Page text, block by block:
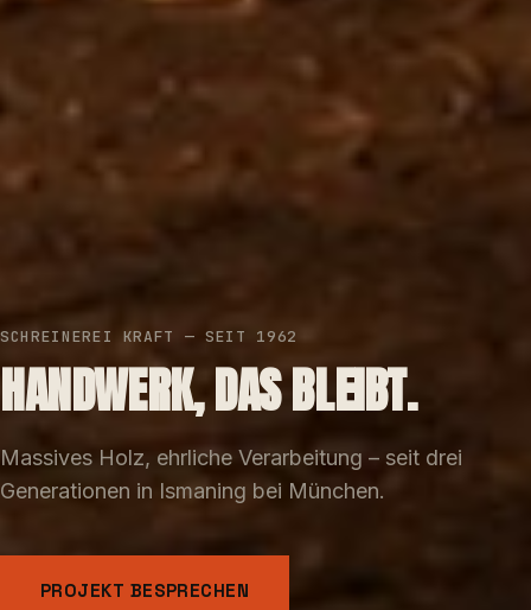
SCHREINEREI KRAFT — SEIT 1962
HANDWERK, DAS BLEIBT.
Massives Holz, ehrliche Verarbeitung – seit drei
Generationen in Ismaning bei München.
PROJEKT BESPRECHEN